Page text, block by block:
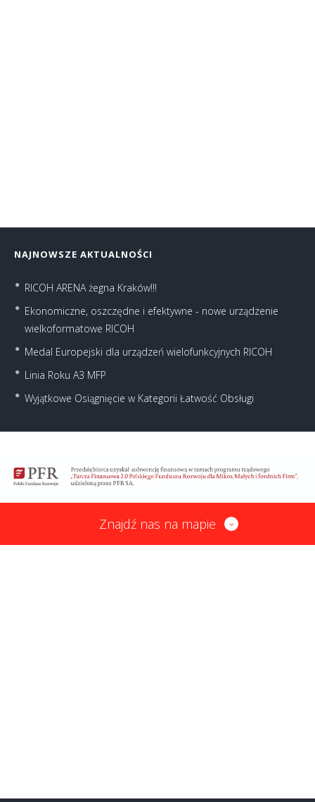
NAJNOWSZE AKTUALNOŚCI
RICOH ARENA żegna Kraków!!!
Ekonomiczne, oszczędne i efektywne - nowe urządzenie
wielkoformatowe RICOH
Medal Europejski dla urządzeń wielofunkcyjnych RICOH
Linia Roku A3 MFP
Wyjątkowe Osiągnięcie w Kategorii Łatwość Obsługi
Znajdź nas na mapie